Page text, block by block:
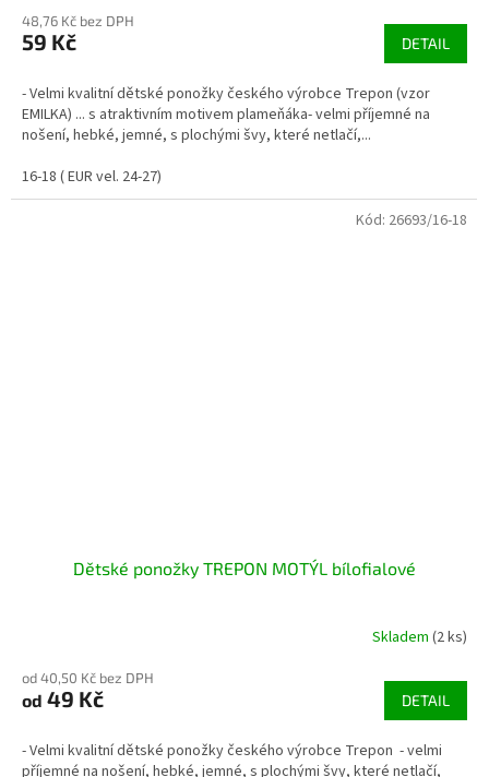
48,76 Kč bez DPH
59 Kč DETAIL
- Velmi kvalitní dětské ponožky českého výrobce Trepon (vzor
EMILKA) ... s atraktivním motivem plameňáka- velmi příjemné na
nošení, hebké, jemné, s plochými švy, které netlačí,...
16-18 ( EUR vel. 24-27)
Dětské ponožky TREPON MOTÝL bílofialové
Skladem (2 ks)
od 40,50 Kč bez DPH
od 49 Kč DETAIL
- Velmi kvalitní dětské ponožky českého výrobce Trepon - velmi
příjemné na nošení, hebké, jemné, s plochými švy, které netlačí,
Kód: 26693/16-18